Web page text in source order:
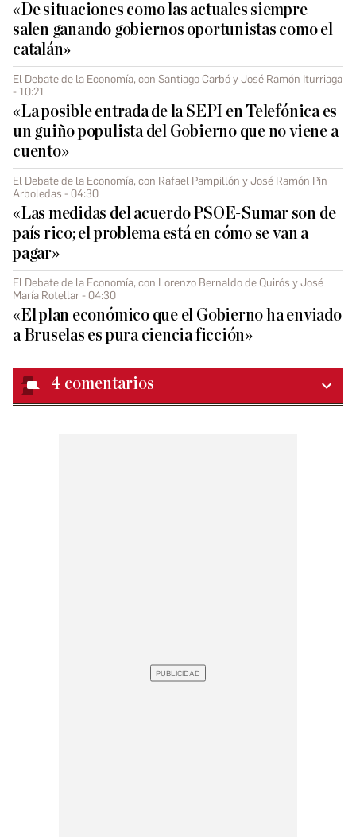
«De situaciones como las actuales siempre
salen ganando gobiernos oportunistas como el
catalán»
El Debate de la Economía, con Santiago Carbó y José Ramón Iturriaga
- 10:21
«La posible entrada de la SEPI en Telefónica es
un guiño populista del Gobierno que no viene a
cuento»
El Debate de la Economía, con Rafael Pampillón y José Ramón Pin
Arboledas - 04:30
«Las medidas del acuerdo PSOE-Sumar son de
país rico; el problema está en cómo se van a
pagar»
El Debate de la Economía, con Lorenzo Bernaldo de Quirós y José
María Rotellar - 04:30
«El plan económico que el Gobierno ha enviado
a Bruselas es pura ciencia ficción»
4 comentarios